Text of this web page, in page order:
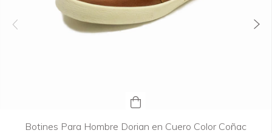
Botines Para Hombre Dorian en Cuero Color Coñac